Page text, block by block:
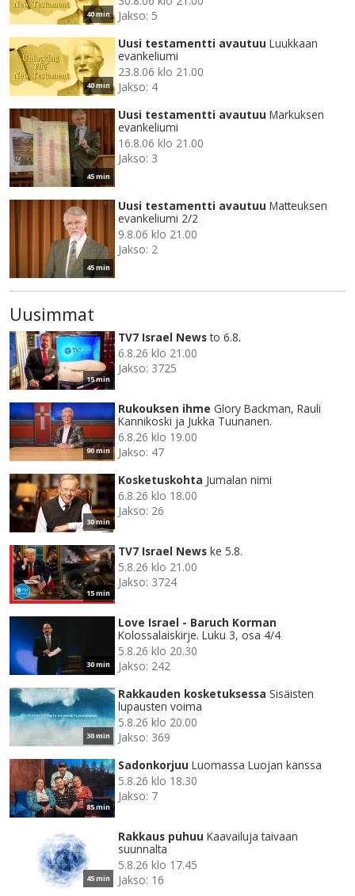
40 min
Jakso: 5
40 min
Uusi testamentti avautuu Luukkaan
evankeliumi
23.8.06 klo 21.00
Jakso: 4
45 min
Uusi testamentti avautuu Markuksen
evankeliumi
16.8.06 klo 21.00
Jakso: 3
45 min
Uusi testamentti avautuu Matteuksen
evankeliumi 2/2
9.8.06 klo 21.00
Jakso: 2
Uusimmat
15 min
TV7 Israel News to 6.8.
6.8.26 klo 21.00
Jakso: 3725
90 min
Rukouksen ihme Glory Backman, Rauli
Kannikoski ja Jukka Tuunanen.
6.8.26 klo 19.00
Jakso: 47
30 min
Kosketuskohta Jumalan nimi
6.8.26 klo 18.00
Jakso: 26
15 min
TV7 Israel News ke 5.8.
5.8.26 klo 21.00
Jakso: 3724
30 min
Love Israel - Baruch Korman
Kolossalaiskirje. Luku 3, osa 4/4
5.8.26 klo 20.30
Jakso: 242
30 min
Rakkauden kosketuksessa Sisäisten
lupausten voima
5.8.26 klo 20.00
Jakso: 369
85 min
Sadonkorjuu Luomassa Luojan kanssa
5.8.26 klo 18.30
Jakso: 7
45 min
Rakkaus puhuu Kaavailuja taivaan
suunnalta
5.8.26 klo 17.45
Jakso: 16